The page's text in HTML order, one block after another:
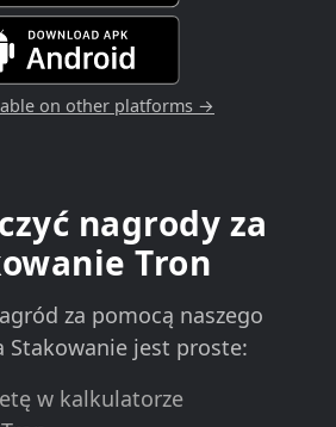
on other platforms →
nagrody za
Tron
za pomocą naszego
Stakowanie jest proste:
w kalkulatorze